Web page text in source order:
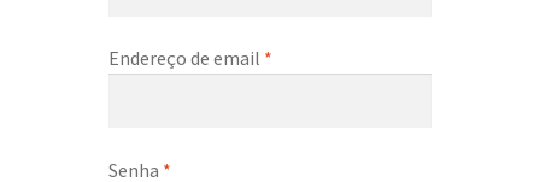
Endereço de email *Obrigatório
Senha *Obrigatório